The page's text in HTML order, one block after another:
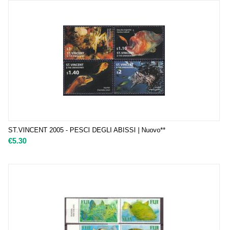
ST.VINCENT 2005 - PESCI DEGLI ABISSI | Nuovo**
€5.30